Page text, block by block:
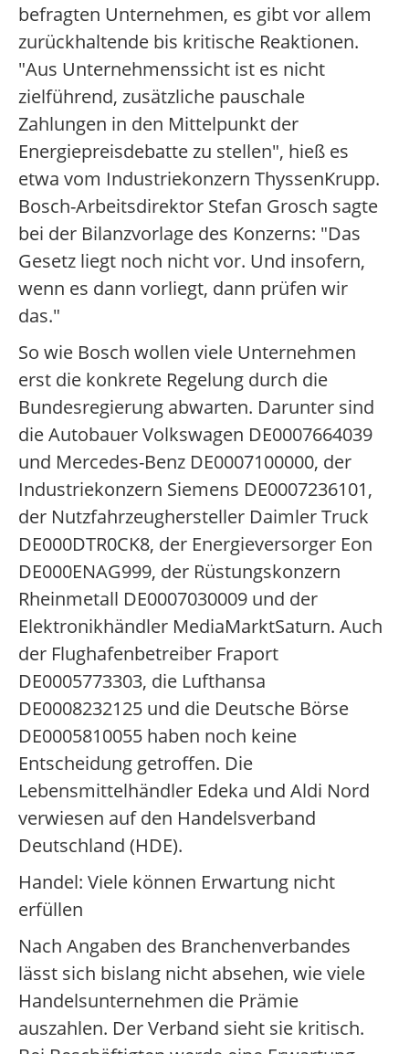
befragten Unternehmen, es gibt vor allem
zurückhaltende bis kritische Reaktionen.
"Aus Unternehmenssicht ist es nicht
zielführend, zusätzliche pauschale
Zahlungen in den Mittelpunkt der
Energiepreisdebatte zu stellen", hieß es
etwa vom Industriekonzern ThyssenKrupp.
Bosch-Arbeitsdirektor Stefan Grosch sagte
bei der Bilanzvorlage des Konzerns: "Das
Gesetz liegt noch nicht vor. Und insofern,
wenn es dann vorliegt, dann prüfen wir
das."
So wie Bosch wollen viele Unternehmen
erst die konkrete Regelung durch die
Bundesregierung abwarten. Darunter sind
die Autobauer Volkswagen DE0007664039
und Mercedes-Benz DE0007100000, der
Industriekonzern Siemens DE0007236101,
der Nutzfahrzeughersteller Daimler Truck
DE000DTR0CK8, der Energieversorger Eon
DE000ENAG999, der Rüstungskonzern
Rheinmetall DE0007030009 und der
Elektronikhändler MediaMarktSaturn. Auch
der Flughafenbetreiber Fraport
DE0005773303, die Lufthansa
DE0008232125 und die Deutsche Börse
DE0005810055 haben noch keine
Entscheidung getroffen. Die
Lebensmittelhändler Edeka und Aldi Nord
verwiesen auf den Handelsverband
Deutschland (HDE).
Handel: Viele können Erwartung nicht
erfüllen
Nach Angaben des Branchenverbandes
lässt sich bislang nicht absehen, wie viele
Handelsunternehmen die Prämie
auszahlen. Der Verband sieht sie kritisch.